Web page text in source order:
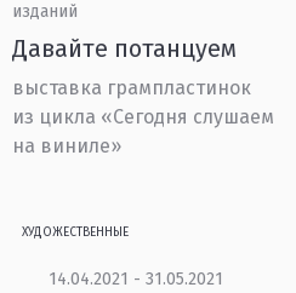
изданий
Давайте потанцуем
выставка грампластинок
из цикла «Сегодня слушаем
на виниле»
ХУДОЖЕСТВЕННЫЕ
14.04.2021 - 31.05.2021